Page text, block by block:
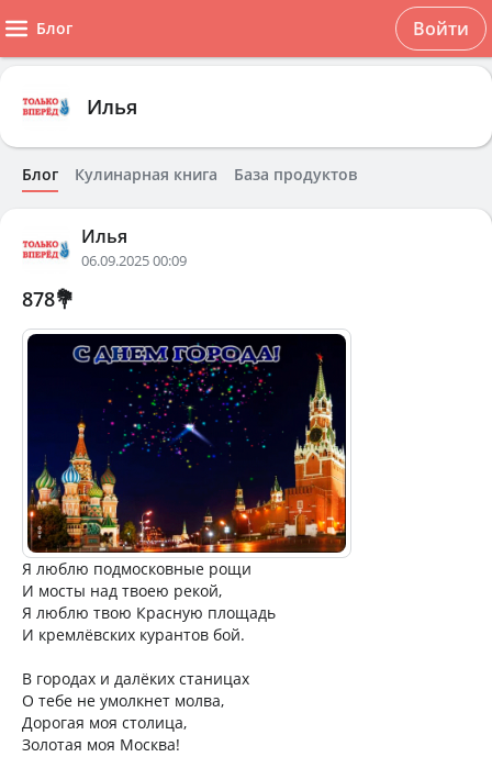
Блог Войти
Илья
Блог Кулинарная книга База продуктов
Илья
06.09.2025 00:09
878💐
Я люблю подмосковные рощи
И мосты над твоею рекой,
Я люблю твою Красную площадь
И кремлёвских курантов бой.
В городах и далёких станицах
О тебе не умолкнет молва,
Дорогая моя столица,
Золотая моя Москва!